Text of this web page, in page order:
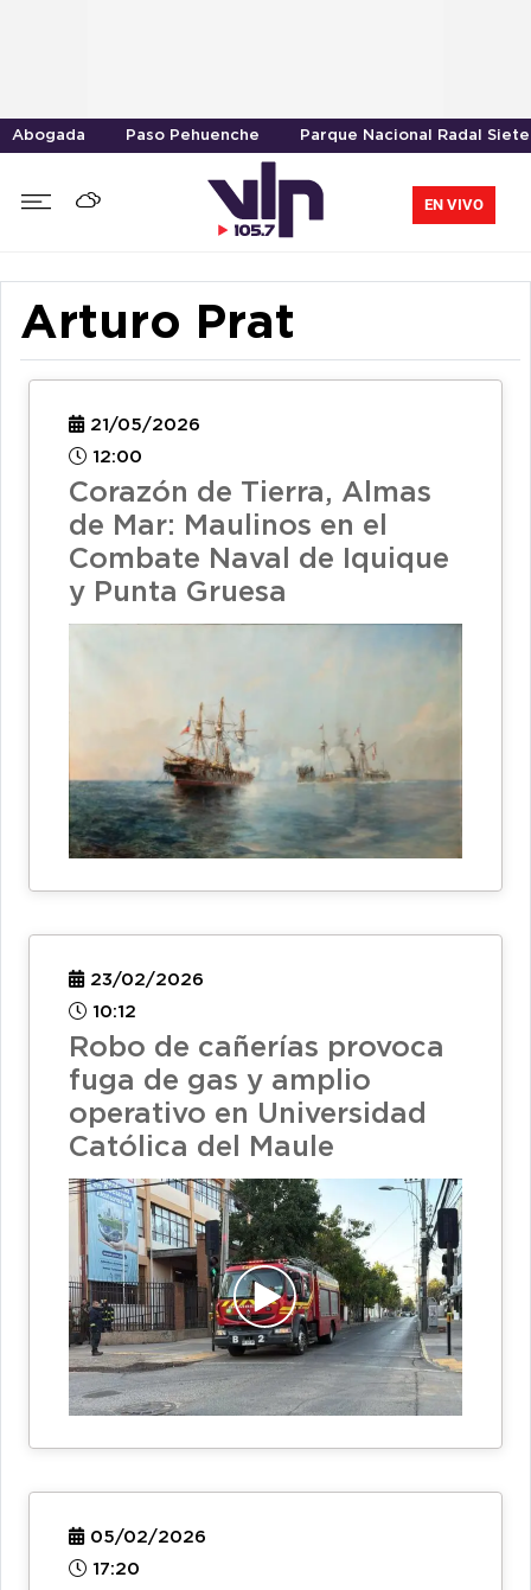
Abogada Paso Pehuenche Parque Nacional Radal Siete
EN VIVO
Arturo Prat
21/05/2026
12:00
Corazón de Tierra, Almas
de Mar: Maulinos en el
Combate Naval de Iquique
y Punta Gruesa
23/02/2026
10:12
Robo de cañerías provoca
fuga de gas y amplio
operativo en Universidad
Católica del Maule
05/02/2026
17:20